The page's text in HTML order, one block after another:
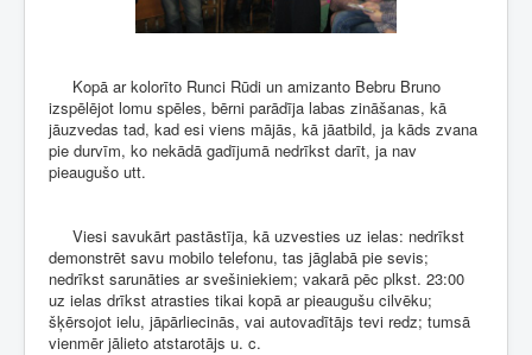
Kopā ar kolorīto Runci Rūdi un amizanto Bebru Bruno
izspēlējot lomu spēles, bērni parādīja labas zināšanas, kā
jāuzvedas tad, kad esi viens mājās, kā jāatbild, ja kāds zvana
pie durvīm, ko nekādā gadījumā nedrīkst darīt, ja nav
pieaugušo utt.
Viesi savukārt pastāstīja, kā uzvesties uz ielas: nedrīkst
demonstrēt savu mobilo telefonu, tas jāglabā pie sevis;
nedrīkst sarunāties ar svešiniekiem; vakarā pēc plkst. 23:00
uz ielas drīkst atrasties tikai kopā ar pieaugušu cilvēku;
šķērsojot ielu, jāpārliecinās, vai autovadītājs tevi redz; tumsā
vienmēr jālieto atstarotājs u. c.